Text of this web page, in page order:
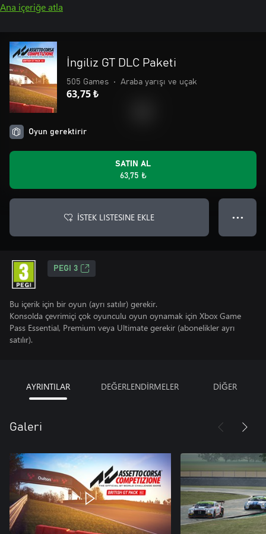
Ana içeriğe atla
İngiliz GT DLC Paketi
505 Games • Araba yarışı ve uçak
63,75 ₺
Oyun gerektirir
SATIN AL
63,75 ₺
İSTEK LISTESINE EKLE ● ● ●
PEGI 3
Bu içerik için bir oyun (ayrı satılır) gerekir.
Konsolda çevrimiçi çok oyunculu oyun oynamak için Xbox Game
Pass Essential, Premium veya Ultimate gerekir (abonelikler ayrı
satılır).
AYRINTILAR DEĞERLENDİRMELER DİĞER
Galeri